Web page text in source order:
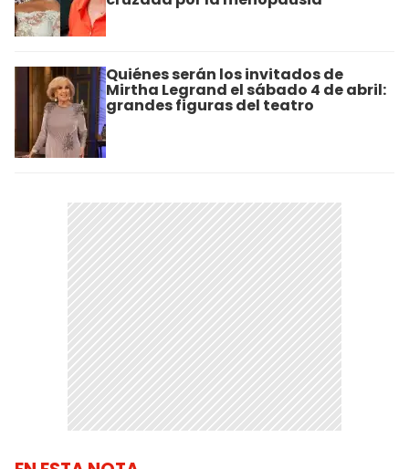
Quiénes serán los invitados de
Mirtha Legrand el sábado 4 de abril:
grandes figuras del teatro